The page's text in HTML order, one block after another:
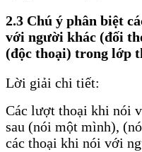
2.3 Chú ý phân biệt
với người khác (đối
(độc thoại) trong lớp
Lời giải chi tiết:
Các lượt thoại khi nói
sau (nói một mình),
các thoại khi nói với